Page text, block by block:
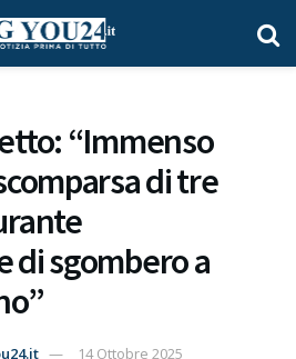
“Immenso
di tre
di sgombero a
14 Ottobre 2025